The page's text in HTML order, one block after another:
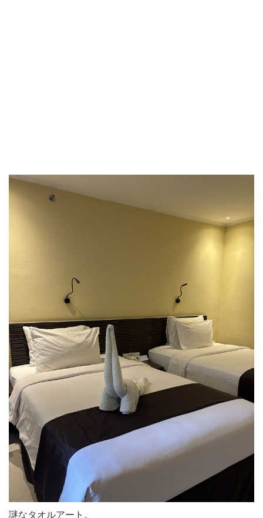
謎なタオルアート。